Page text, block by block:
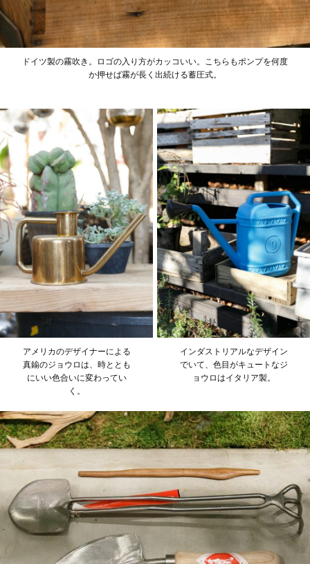
ドイツ製の霧吹き。ロゴの入り方がカッコいい。こちらもポンプを何度
か押せば霧が長く出続ける蓄圧式。
アメリカのデザイナーによる
真鍮のジョウロは、時ととも
にいい色合いに変わってい
く。
インダストリアルなデザイン
でいて、色目がキュートなジ
ョウロはイタリア製。